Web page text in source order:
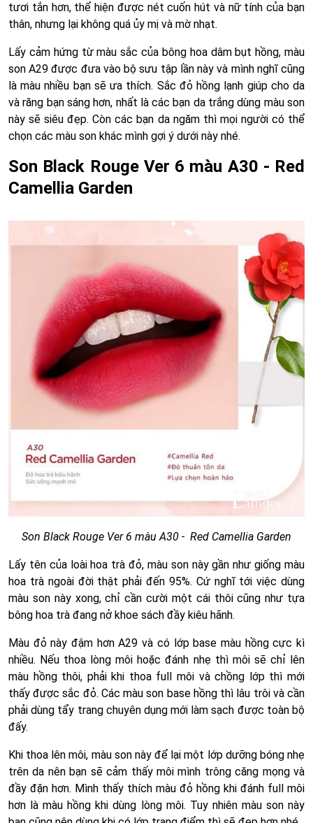
tươi tắn hơn, thể hiện được nét cuốn hút và nữ tính của bạn
thân, nhưng lại không quá ủy mị và mờ nhạt.
Lấy cảm hứng từ màu sắc của bông hoa dâm bụt hồng, màu
son A29 được đưa vào bộ sưu tập lần này và mình nghĩ cũng
là màu nhiều bạn sẽ ưa thích. Sắc đỏ hồng lạnh giúp cho da
và răng bạn sáng hơn, nhất là các bạn da trắng dùng màu son
này sẽ siêu đẹp. Còn các bạn da ngăm thì mọi người có thể
chọn các màu son khác mình gợi ý dưới này nhé.
Son Black Rouge Ver 6 màu A30 - Red
Camellia Garden
Son Black Rouge Ver 6 màu A30 - Red Camellia Garden
Lấy tên của loài hoa trà đỏ, màu son này gần như giống màu
hoa trà ngoài đời thật phải đến 95%. Cứ nghĩ tới việc dùng
màu son này xong, chỉ cần cười một cái thôi cũng như tựa
bông hoa trà đang nở khoe sách đầy kiêu hãnh.
Màu đỏ này đậm hơn A29 và có lớp base màu hồng cực kì
nhiều. Nếu thoa lòng môi hoặc đánh nhẹ thì môi sẽ chỉ lên
màu hồng thôi, phải khi thoa full môi và chồng lớp thì mới
thấy được sắc đỏ. Các màu son base hồng thì lâu trôi và cần
phải dùng tẩy trang chuyên dụng mới làm sạch được toàn bộ
đấy.
Khi thoa lên môi, màu son này để lại một lớp dưỡng bóng nhẹ
trên da nên bạn sẽ cảm thấy môi mình trông căng mọng và
đầy đặn hơn. Mình thấy thích màu đỏ hồng khi đánh full môi
hơn là màu hồng khi dùng lòng môi. Tuy nhiên màu son này